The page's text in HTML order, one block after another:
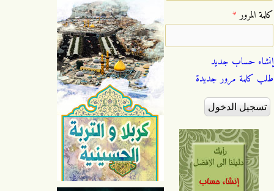
‏كلمة المرور ‏*
إنشاء حساب جديد
طلب كلمة مرور جديدة